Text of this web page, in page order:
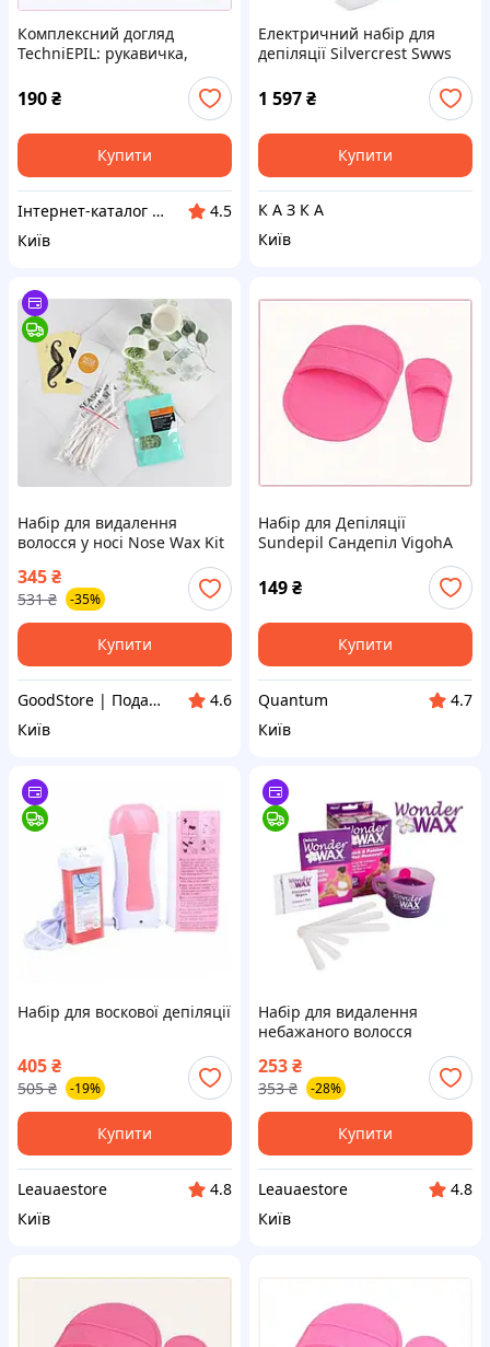
Комплексний догляд
TechniEPIL: рукавичка,
2AK551854
190₴
Купити
Інтернет-каталог знижок Техно ECO
4.5
Київ
Електричний набір для
депіляції Silvercrest Swws
1 597₴
Купити
К А З К А
Київ
Набір для видалення
волосся у носі Nose Wax Kit
345₴
531 ₴ -35%
Купити
GoodStore | Подарунки, Товари для дому та работи
4.6
Київ
Набір для Депіляції
Sundepil Сандепіл VigohA
149₴
Купити
Quantum
4.7
Київ
Набір для воскової депіляції
405₴
505 ₴ -19%
Купити
Leauaestore
4.8
Київ
Набір для видалення
небажаного волосся
депіляції
253₴
353 ₴ -28%
Купити
Leauaestore
4.8
Київ